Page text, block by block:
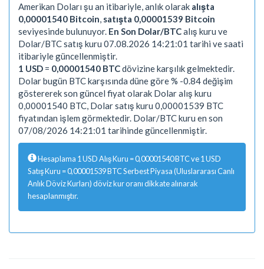
Amerikan Doları şu an itibariyle, anlık olarak alışta
0,00001540 Bitcoin satışta 0,00001539 Bitcoin
seviyesinde bulunuyor. En Son Dolar/BTCalış kuru ve
Dolar/BTC satış kuru 07.08.2026 14:21:01 tarihi ve saati
itibariyle güncellenmiştir.
1 USD = 0,00001540 BTCdövizine karşılık gelmektedir.
Dolar bugün BTC karşısında düne göre % -0.84 değişim
göstererek son güncel fiyat olarak Dolar alış kuru
0,00001540 BTC, Dolar satış kuru 0,00001539 BTC
fiyatından işlem görmektedir. Dolar/BTC kuru en son
07/08/2026 14:21:01 tarihinde güncellenmiştir.
Hesaplama 1 USD Alış Kuru = 0,00001540 BTC ve 1 USD
Satış Kuru = 0,00001539 BTC Serbest Piyasa (Uluslararası Canlı
Anlık Döviz Kurları) döviz kur oranı dikkate alınarak
hesaplanmıştır.